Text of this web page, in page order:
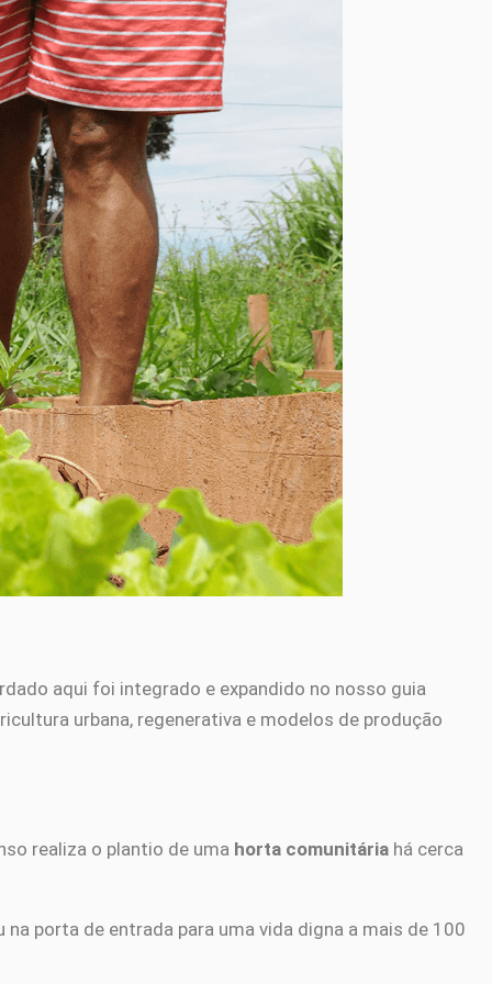
aqui foi integrado e expandido no nosso guia
urbana, regenerativa e modelos de produção
realiza o plantio de uma horta comunitária há cerca
porta de entrada para uma vida digna a mais de 100